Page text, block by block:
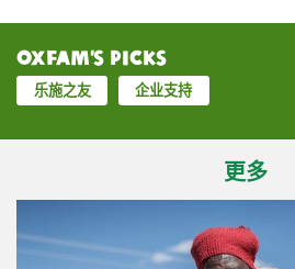
Oxfam’s Picks
乐施之友 企业支持
更多